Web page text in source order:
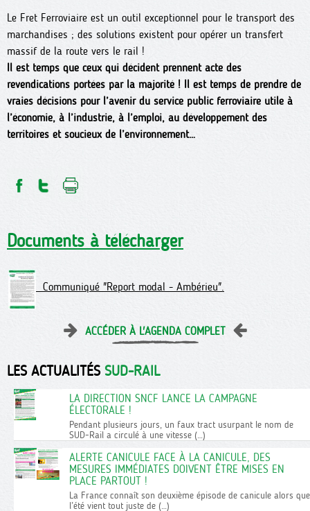
Le Fret Ferroviaire est un outil exceptionnel pour le transport des
marchandises ; des solutions existent pour opérer un transfert
massif de la route vers le rail !
Il est temps que ceux qui décident prennent acte des
revendications portées par la majorité ! Il est temps de prendre de
vraies décisions pour l’avenir du service public ferroviaire utile à
l’économie, à l’industrie, à l’emploi, au développement des
territoires et soucieux de l’environnement…
Documents à télécharger
Communiqué "Report modal - Ambérieu".
ACCÉDER À L'AGENDA COMPLET
LES ACTUALITÉS SUD-RAIL
LA DIRECTION SNCF LANCE LA CAMPAGNE
ÉLECTORALE !
Pendant plusieurs jours, un faux tract usurpant le nom de
SUD-Rail a circulé à une vitesse (…)
ALERTE CANICULE FACE À LA CANICULE, DES
MESURES IMMÉDIATES DOIVENT ÊTRE MISES EN
PLACE PARTOUT !
La France connaît son deuxième épisode de canicule alors que
l’été vient tout juste de (…)